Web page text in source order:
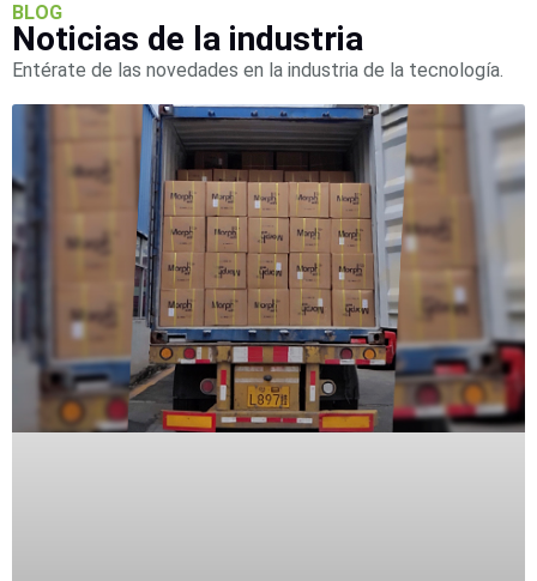
Móviles,
Dash
Body
Cams
Accesorios Body
(Portátiles) Cámaras
Móviles
Dash
Videoporteros
e
Interfonos
AccesoriosIntercomunicadoresVideoporteros
AnalógicosVideoporteros
IP
BLOG
Noticias de la industria
Entérate de las novedades en la industria de la tecnología.